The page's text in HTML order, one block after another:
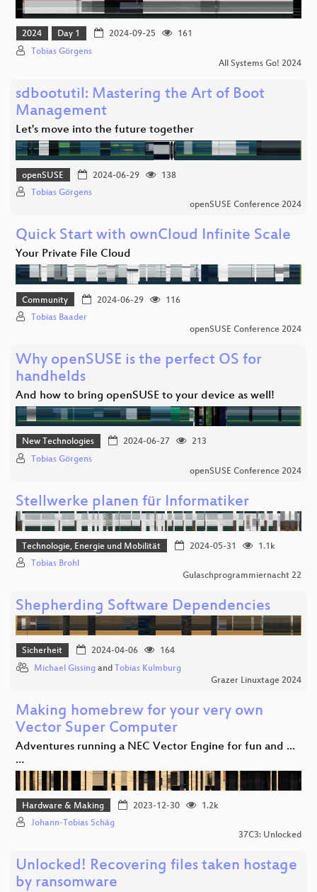
2024 Day 1 2024-09-25
161
Tobias Görgens
All Systems Go! 2024
sdbootutil: Mastering the Art of Boot
Management
Let's move into the future together
openSUSE 2024-06-29
138
Tobias Görgens
openSUSE Conference 2024
Quick Start with ownCloud Infinite Scale
Your Private File Cloud
Community 2024-06-29
116
Tobias Baader
openSUSE Conference 2024
Why openSUSE is the perfect OS for
handhelds
And how to bring openSUSE to your device as well!
New Technologies 2024-06-27
213
Tobias Görgens
openSUSE Conference 2024
Stellwerke planen für Informatiker
Technologie, Energie und Mobilität 2024-05-31
1.1k
Tobias Brohl
Gulaschprogrammiernacht 22
Shepherding Software Dependencies
Sicherheit 2024-04-06
164
Michael Gissing and Tobias Kulmburg
Grazer Linuxtage 2024
Making homebrew for your very own
Vector Super Computer
Adventures running a NEC Vector Engine for fun and ...
…
Hardware & Making 2023-12-30
1.2k
Johann-Tobias Schäg
37C3: Unlocked
Unlocked! Recovering files taken hostage
by ransomware